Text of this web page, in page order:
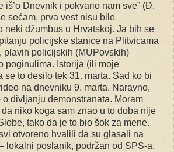
iš’o Dnevnik i pokvario nam sve” (Đ.
sećam, prva vest nisu bile
neki džumbus u Hrvatskoj. Ja bih se
policijske stanice na Plitvicama
plavih policijskih (MUPovskih)
poginulima. Istorija (ili moje
se to desilo tek 31. marta. Sad ko bi
na dnevniku 9. marta. Naravno,
divljanju demonstranata. Moram
niko koga sam znao u to doba nije
tako da je to bio šok za mene.
otvoreno hvalili da su glasali na
lokalni poslanik, podržan od SPS-a.